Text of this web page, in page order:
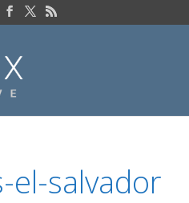
el-salvador